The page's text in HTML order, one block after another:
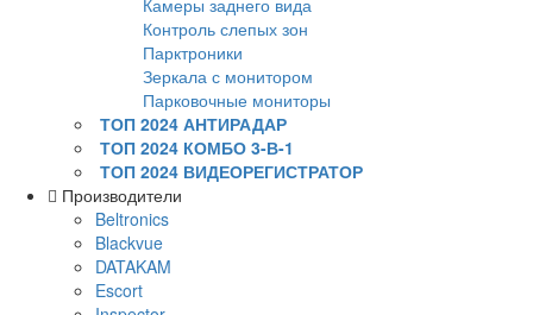
Камеры заднего вида
Контроль слепых зон
Парктроники
Зеркала с монитором
Парковочные мониторы
ТОП 2024 АНТИРАДАР
ТОП 2024 КОМБО 3-В-1
ТОП 2024 ВИДЕОРЕГИСТРАТОР
Производители
Beltronics
Blackvue
DATAKAM
Escort